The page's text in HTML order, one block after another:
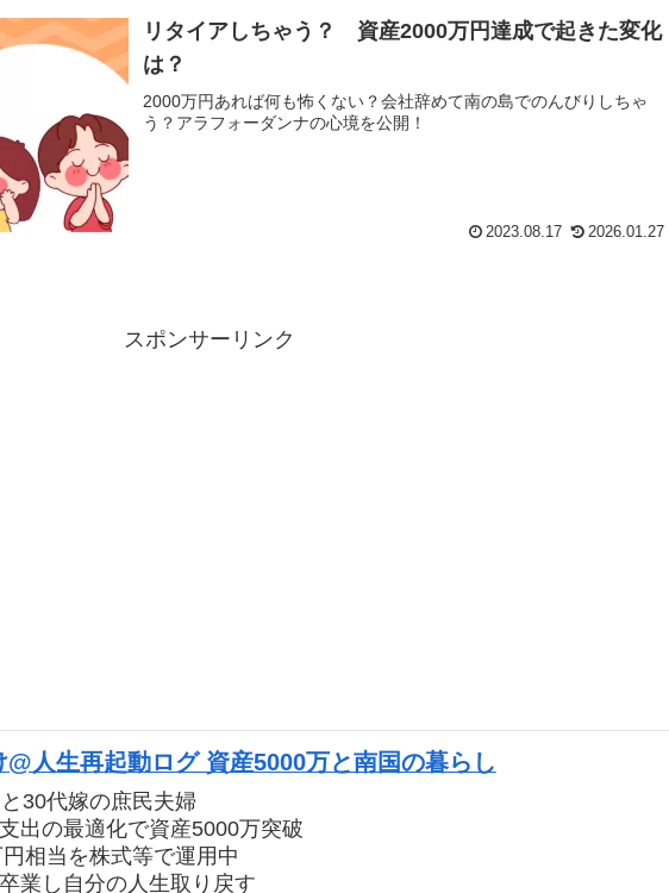
リタイアしちゃう？ 資産2000万円達成で起きた変化
は？
2000万円あれば何も怖くない？会社辞めて南の島でのんびりしちゃ
う？アラフォーダンナの心境を公開！
2023.08.17 2026.01.27
スポンサーリンク
@人生再起動ログ 資産5000万と南国の暮らし
と30代嫁の庶民夫婦
出の最適化で資産5000万突破
円相当を株式等で運用中
業し自分の人生取り戻す